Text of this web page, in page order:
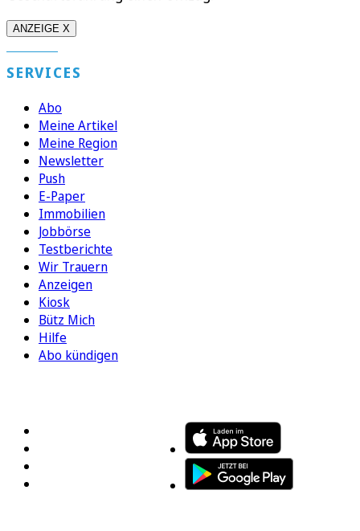
ANZEIGE X
SERVICES
Abo
Meine Artikel
Meine Region
Newsletter
Push
E-Paper
Immobilien
Jobbörse
Testberichte
Wir Trauern
Anzeigen
Kiosk
Bütz Mich
Hilfe
Abo kündigen